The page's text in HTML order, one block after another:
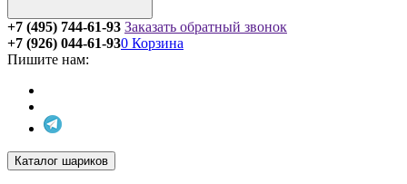
+7 (495) 744-61-93 Заказать обратный звонок
+7 (926) 044-61-93
Пишите нам:
0 Корзина
Каталог шариков